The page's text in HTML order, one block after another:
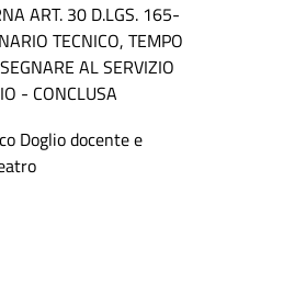
ART. 30 D.LGS. 165-
TECNICO, TEMPO
AL SERVIZIO
- CONCLUSA
Doglio docente e